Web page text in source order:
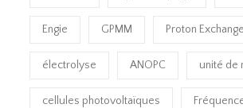
Engie GPMM Proton
électrolyse ANOPC unité de
cellules photovoltaïques